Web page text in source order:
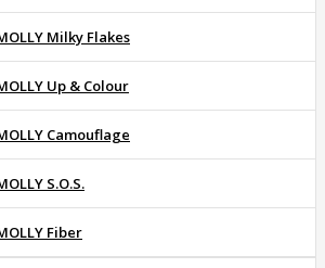
Milky Flakes
Up & Colour
Camouflage
S.O.S.
Fiber